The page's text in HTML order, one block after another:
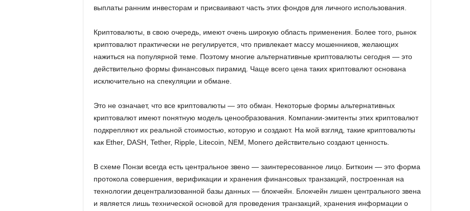
выплаты ранним инвесторам и присваивают часть этих фондов для личного использования.
Криптовалюты, в свою очередь, имеют очень широкую область применения. Более того, рынок
криптовалют практически не регулируется, что привлекает массу мошенников, желающих
нажиться на популярной теме. Поэтому многие альтернативные криптовалюты сегодня — это
действительно формы финансовых пирамид. Чаще всего цена таких криптовалют основана
исключительно на спекуляции и обмане.
Это не означает, что все криптовалюты — это обман. Некоторые формы альтернативных
криптовалют имеют понятную модель ценообразования. Компании-эмитенты этих криптовалют
подкрепляют их реальной стоимостью, которую и создают. На мой взгляд, такие криптовалюты
как Ether, DASH, Tether, Ripple, Litecoin, NEM, Monero действительно создают ценность.
В схеме Понзи всегда есть центральное звено — заинтересованное лицо. Биткоин — это форма
протокола совершения, верификации и хранения финансовых транзакций, построенная на
технологии децентрализованной базы данных — блокчейн. Блокчейн лишен центрального звена
и является лишь технической основой для проведения транзакций, хранения информации о